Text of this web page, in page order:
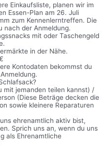
Einkaufsliste, planen wir im
Essen-Plan am 26. Juli
zum Kennenlerntreffen. Die
nach der Anmeldung.
mit oder Taschengeld
in der Nähe.
Kontodaten bekommst du
mit jemanden teilen kannst) /
(Diese Beträge decken die
sowie kleinere Reparaturen
ehrenamtlich aktiv bist,
Sprich uns an, wenn du uns
als Ehrenamtliche